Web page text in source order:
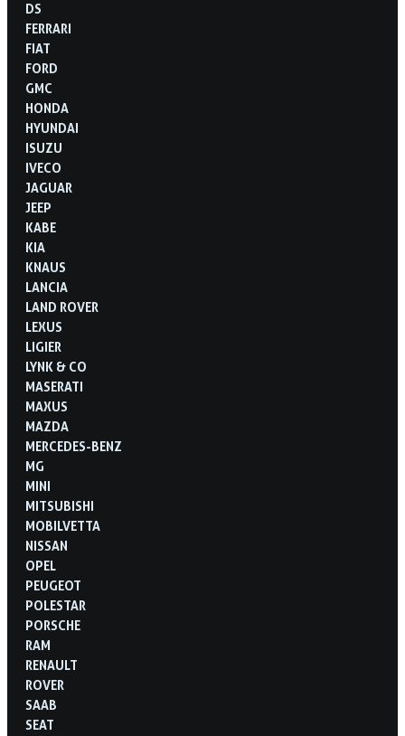
DS
FERRARI
FIAT
FORD
GMC
HONDA
HYUNDAI
ISUZU
IVECO
JAGUAR
JEEP
KABE
KIA
KNAUS
LANCIA
LAND ROVER
LEXUS
LIGIER
LYNK & CO
MASERATI
MAXUS
MAZDA
MERCEDES-BENZ
MG
MINI
MITSUBISHI
MOBILVETTA
NISSAN
OPEL
PEUGEOT
POLESTAR
PORSCHE
RAM
RENAULT
ROVER
SAAB
SEAT